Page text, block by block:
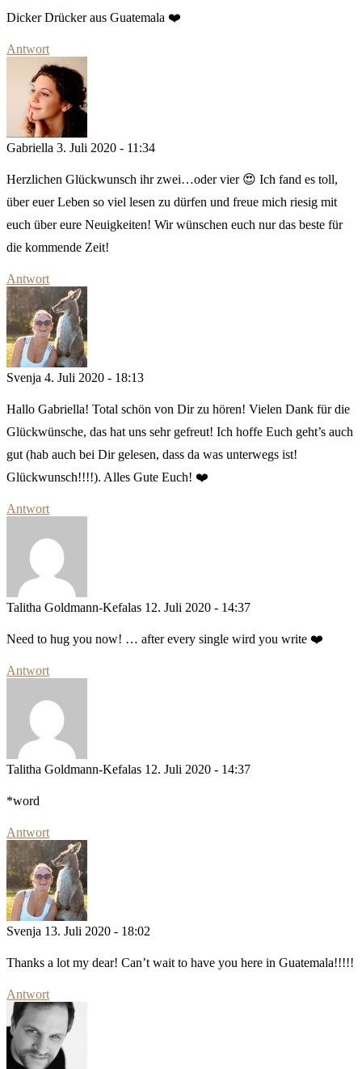
Dicker Drücker aus Guatemala ❤️
Antwort
Gabriella 3. Juli 2020 - 11:34
Herzlichen Glückwunsch ihr zwei…oder vier 😍 Ich fand es toll,
über euer Leben so viel lesen zu dürfen und freue mich riesig mit
euch über eure Neuigkeiten! Wir wünschen euch nur das beste für
die kommende Zeit!
Antwort
Svenja 4. Juli 2020 - 18:13
Hallo Gabriella! Total schön von Dir zu hören! Vielen Dank für die
Glückwünsche, das hat uns sehr gefreut! Ich hoffe Euch geht’s auch
gut (hab auch bei Dir gelesen, dass da was unterwegs ist!
Glückwunsch!!!!). Alles Gute Euch! ❤️
Antwort
Talitha Goldmann-Kefalas 12. Juli 2020 - 14:37
Need to hug you now! … after every single wird you write ❤️
Antwort
Talitha Goldmann-Kefalas 12. Juli 2020 - 14:37
*word
Antwort
Svenja 13. Juli 2020 - 18:02
Thanks a lot my dear! Can’t wait to have you here in Guatemala!!!!!
Antwort